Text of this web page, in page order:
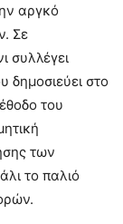
αργκό
Σε
συλλέγει
δημοσιεύει στο
του
των
το παλιό